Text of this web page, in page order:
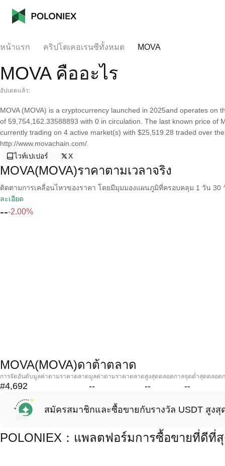
หน้าแรก คริปโตเคอเรนซีทั้งหมด MOVA
MOVA คืออะไร
อัปเดตแล้ว:
MOVA (MOVA) is a cryptocurrency launched in 2025and operates on
of 59,754,162.33588893 with 0 in circulation. The last known price of
currently trading on 4 active market(s) with $25,519.28 traded over
http://www.movachain.com/.
ไวท์เปเปอร์
X
MOVA(MOVA)ราคาตามเวลาจริง
ติดตามการเคลื่อนไหวของราคา โดยมีมุมมองแผนภูมิที่ครอบคลุม 1 วัน 30
ละเอียด
---2.00%
MOVA(MOVA)ดาต้าตลาด
การจัดอันดับมูลค่าตามราคาตลาด
#4,692
มูลค่าตามราคาตลาด
--
สูงสุดตลอดกาล
--
จุดต่ำสุดตลอด
--
สมัครสมาชิกและซื้อขายกับรางวัล USDT สูงสุ
POLONIEX：แพลตฟอร์มการซื้อขายที่ดีที่สุ